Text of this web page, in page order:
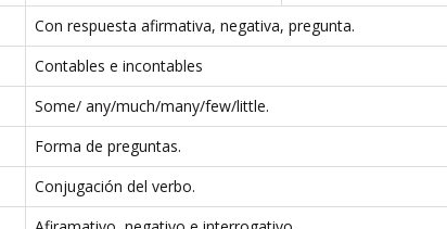
Con respuesta afirmativa, negativa, pregunta.
Contables e incontables
Some/ any/much/many/few/little.
Forma de preguntas.
Conjugación del verbo.